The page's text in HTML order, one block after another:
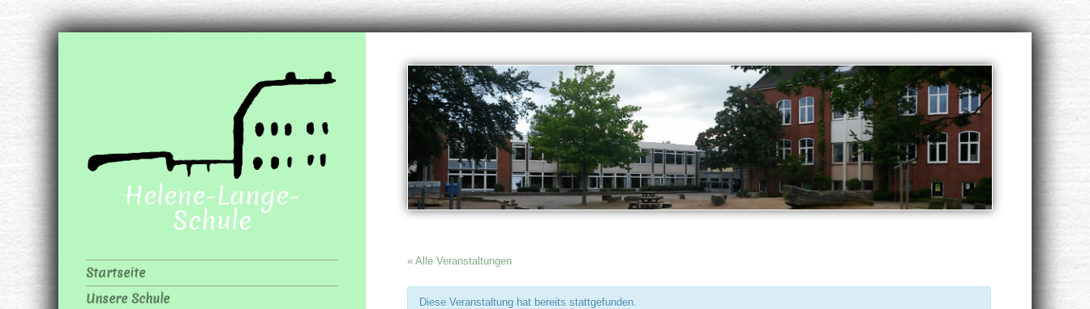
« Alle Veranstaltungen
Diese Veranstaltung hat bereits stattgefunden.
Helene-Lange-
Schule
Startseite
Unsere Schule